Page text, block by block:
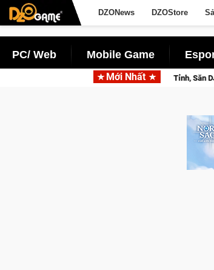
DZONews DZOStore
PC/ Web Mobile Game
Mới Nhất
Giới Thức Tỉnh, Săn DJI Osmo Pocket 3 Ngay Hôm Nay